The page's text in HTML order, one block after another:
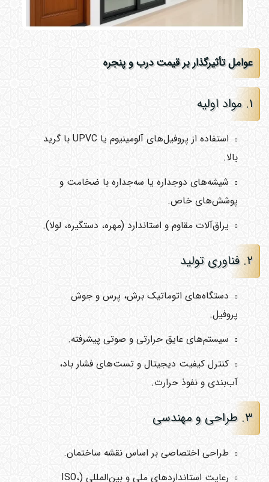
عوامل تأثیرگذار بر قیمت درب و پنجره
۱. مواد اولیه
استفاده از پروفیل‌های آلومینیوم یا UPVC با گرید
بالا.
شیشه‌های دوجداره یا سه‌جداره با ضخامت و
پوشش‌های خاص.
یراق‌آلات مقاوم و استاندارد (مهره، دستگیره، لولا).
۲. فناوری تولید
دستگاه‌های اتوماتیک برش، پرس و جوش
پروفیل.
سیستم‌های عایق حرارتی و صوتی پیشرفته.
کنترل کیفیت دیجیتال و تست‌های فشار باد،
آب‌بندی و نفوذ حرارت.
۳. طراحی و مهندسی
طراحی اختصاصی بر اساس نقشه ساختمان.
رعایت استانداردهای ملی و بین‌المللی (ISO،